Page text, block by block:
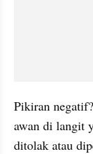
Pikiran
awan di langit
ditolak atau